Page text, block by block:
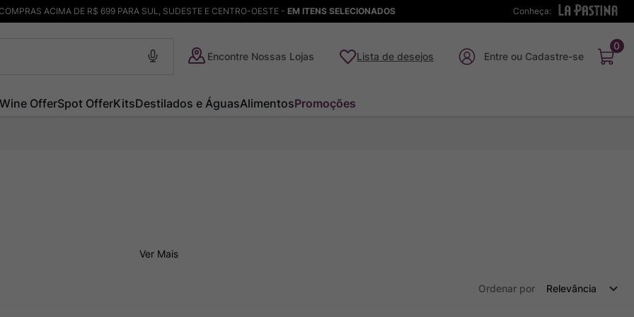
Conheça:
ACIMA DE R$ 699 PARA SUL, SUDESTE E CENTRO-OESTE - EM ITENS SELECIONADOS
Encontre Nossas Lojas Lista de desejos
0
Wine OfferSpot OfferKitsDestilados e ÁguasAlimentosPromoções
Ver Mais
Ordenar por Relevância